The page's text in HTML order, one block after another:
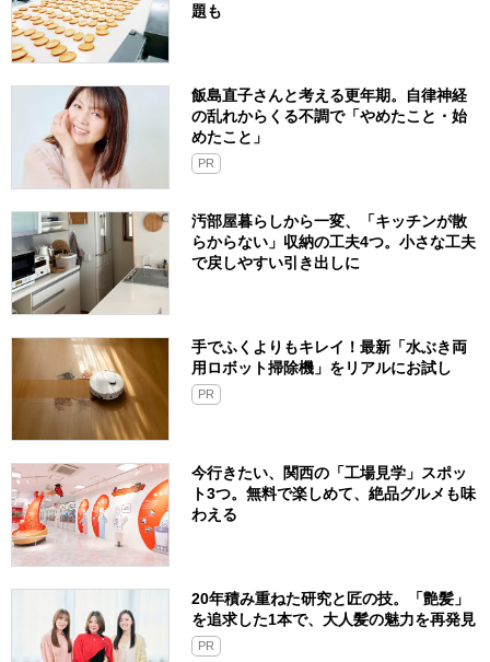
題も
飯島直子さんと考える更年期。自律神経
の乱れからくる不調で「やめたこと・始
めたこと」
PR
汚部屋暮らしから一変、「キッチンが散
らからない」収納の工夫4つ。小さな工夫
で戻しやすい引き出しに
手でふくよりもキレイ！最新「水ぶき両
用ロボット掃除機」をリアルにお試し
PR
今行きたい、関西の「工場見学」スポッ
ト3つ。無料で楽しめて、絶品グルメも味
わえる
20年積み重ねた研究と匠の技。「艶髪」
を追求した1本で、大人髪の魅力を再発見
PR